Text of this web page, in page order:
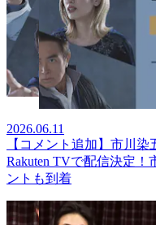
2026.06.11
【コメント追加】市川
Rakuten TVで配信決定！
ントも到着